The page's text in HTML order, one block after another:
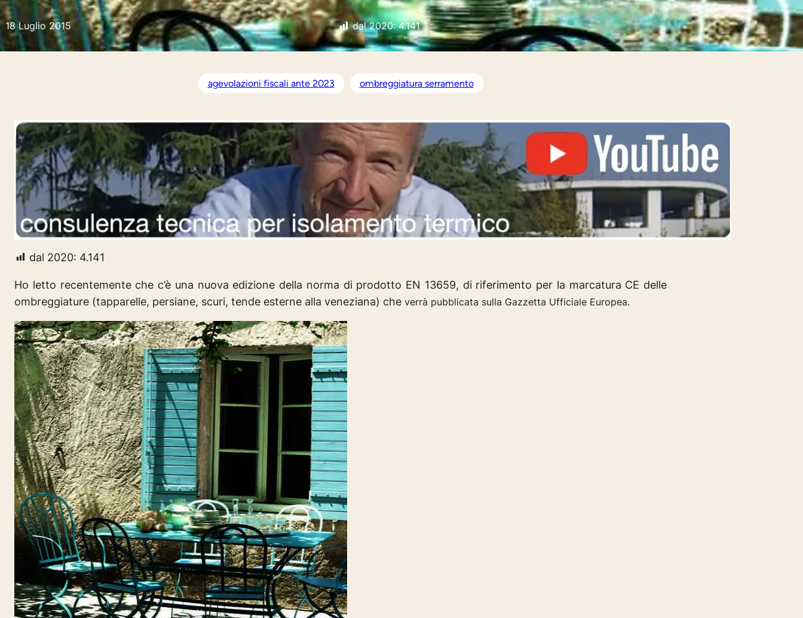
18 Luglio 2015 dal 2020: 4.141
agevolazioni fiscali ante 2023 ombreggiatura serramento
dal 2020: 4.141
Ho letto recentemente che c’è una nuova edizione della norma di prodotto EN 13659, di riferimento per la marcatura CE delle
ombreggiature (tapparelle, persiane, scuri, tende esterne alla veneziana) che verrà pubblicata sulla Gazzetta Ufficiale Europea.